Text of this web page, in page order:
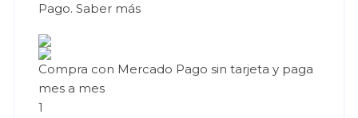
Pago. Saber más
Compra con Mercado Pago sin tarjeta y paga
mes a mes
1